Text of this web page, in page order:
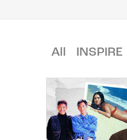
All INSPIRE